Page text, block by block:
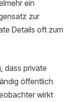
ein
zur
Details oft zum
dass private
öffentlich
wirkt